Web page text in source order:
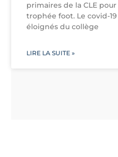
primaires de la CLE
trophée foot. Le covid-
éloignés du collège
LIRE LA SUITE »